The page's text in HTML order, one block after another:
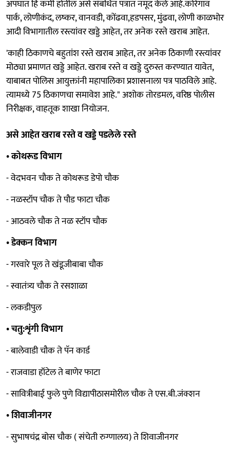
अपघात हि कमी होतील असे संबधित पत्रात नमूद केले आहे.कोरेगाव
पार्क, लोणीकंद, लष्कर, वानवडी, कोंढवा,हडपसर, मुंढवा, लोणी काळभोर
आदी विभागातील रस्त्यांवर खड्डे आहेत, तर अनेक रस्ते खराब आहेत.
'काही ठिकाणचे बहुतांश रस्ते खराब आहेत, तर अनेक ठिकाणी रस्त्यांवर
मोठ्या प्रमाणत खड्डे आहेत. खराब रस्ते व खड्डे दुरुस्त करण्यात यावेत,
याबाबत पोलिस आयुक्तांनी महापालिका प्रशासनाला पत्र पाठविले आहे.
त्यामध्ये 75 ठिकाणचा समावेश आहे." अशोक तोरडमल, वरिष्ठ पोलीस
निरीक्षक, वाहतूक शाखा नियोजन.
असे आहेत खराब रस्ते व खड्डे पडलेले रस्ते
• कोथरूड विभाग
- वेदभवन चौक ते कोथरूड डेपो चौक
- नळस्टॉप चौक ते पौड फाटा चौक
- आठवले चौक ते नळ स्टॉप चौक
• डेक्कन विभाग
- गरवारे पूल ते खंडूजीबाबा चौक
- स्वातंत्र्य चौक ते रसशाळा
- लकडीपुल
• चतु:शृंगी विभाग
- बालेवाडी चौक ते पॅन कार्ड
- राजवाडा हॉटेल ते बाणेर फाटा
- सावित्रीबाई फुले पुणे विद्यापीठासमोरील चौक ते एस.बी.जंक्शन
• शिवाजीनगर
- सुभाषचंद्र बोस चौक ( संचेती रुग्णालय) ते शिवाजीनगर